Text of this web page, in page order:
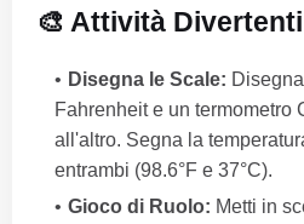
🎨 Attività Divertenti
Disegna le Scale:
Fahrenheit e un termometro
all'altro. Segna la
entrambi (98.6°F e 37°C).
Gioco di Ruolo: Metti in